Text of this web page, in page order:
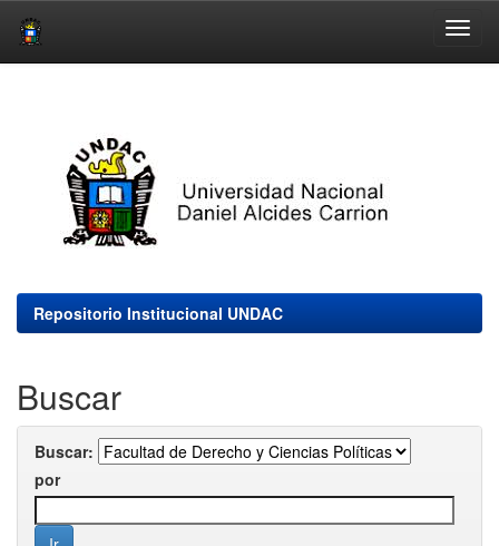
Repositorio Institucional UNDAC
Buscar
Buscar:
por